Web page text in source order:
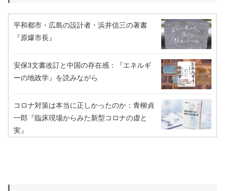
平和都市・広島の設計者・浜井信三の著書
『原爆市長』
安保3文書改訂と中国の存在感：『エネルギ
ーの地政学』を読みながら
コロナ対策は本当に正しかったのか：青柳貞
一郎『臨床現場からみた新型コロナの虚と
実』